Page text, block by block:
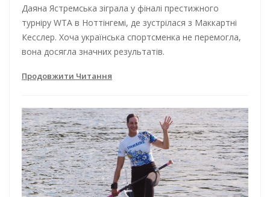
Даяна Ястремська зіграла у фіналі престижного
турніру WTA в Ноттінгемі, де зустрілася з Маккартні
Кесслер. Хоча українська спортсменка не перемогла,
вона досягла значних результатів.
Продовжити Читання